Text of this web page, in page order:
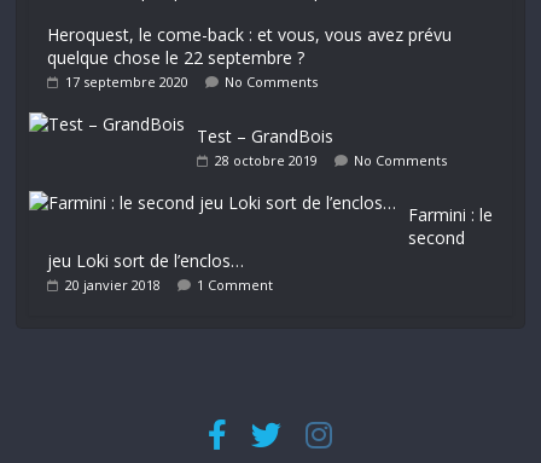
Heroquest, le come-back : et vous, vous avez prévu
quelque chose le 22 septembre ?
17 septembre 2020 No Comments
Test – GrandBois
28 octobre 2019 No Comments
Farmini : le
second
jeu Loki sort de l’enclos…
20 janvier 2018 1 Comment